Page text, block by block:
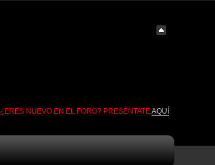
¿ERES NUEVO EN EL FORO? PRESÉNTATEAQUÍ